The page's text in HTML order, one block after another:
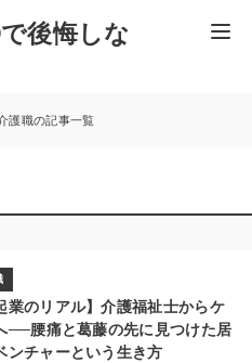
後悔しな
護職の記事一覧
業のリアル】介護福祉士からケ
──腰痛と葛藤の先に見つけた居
ンチャーという生き方